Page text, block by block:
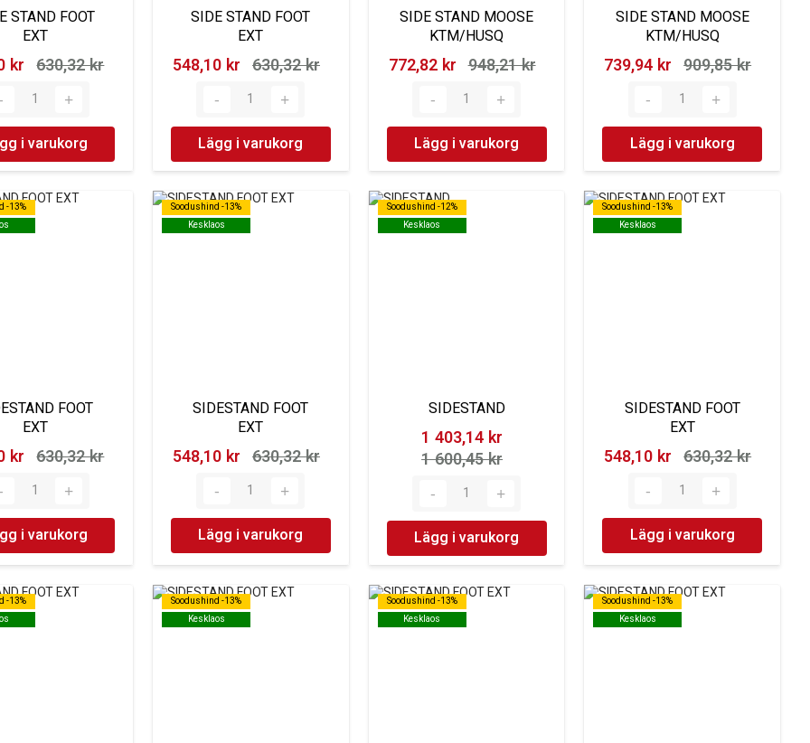
STAND FOOT
EXT
kr‎ 630,32 kr‎
i varukorg
SIDE STAND FOOT
EXT
548,10 kr‎ 630,32 kr‎
Lägg i varukorg
SIDE STAND MOOSE
KTM/HUSQ
772,82 kr‎ 948,21 kr‎
Lägg i varukorg
SIDE STAND MOOSE
KTM/HUSQ
739,94 kr‎ 909,85 kr‎
Lägg i varukorg
-13%
-13%
FOOT
EXT
kr‎ 630,32 kr‎
i varukorg
Soodushind -13%
Kesklaos
Soodushind -13%
Kesklaos
SIDESTAND FOOT
EXT
548,10 kr‎ 630,32 kr‎
Lägg i varukorg
Soodushind -12%
Kesklaos
Soodushind -12%
Kesklaos
SIDESTAND
1 403,14 kr‎
1 600,45 kr‎
Lägg i varukorg
Soodushind -13%
Kesklaos
Soodushind -13%
Kesklaos
SIDESTAND FOOT
EXT
548,10 kr‎ 630,32 kr‎
Lägg i varukorg
-13%
-13%
Soodushind -13%
Kesklaos
Soodushind -13%
Kesklaos
Soodushind -13%
Kesklaos
Soodushind -13%
Kesklaos
Soodushind -13%
Kesklaos
Soodushind -13%
Kesklaos